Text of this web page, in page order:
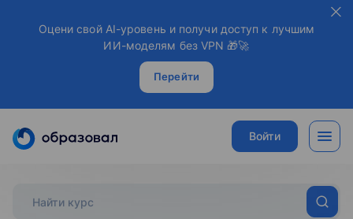
Оцени свой AI-уровень и получи доступ к лучшим
ИИ-моделям без VPN 🎁🚀
Перейти
Войти